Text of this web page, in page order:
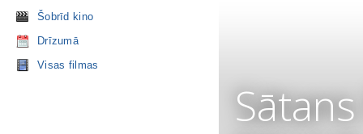
Šobrīd kino
Drīzumā
Visas filmas